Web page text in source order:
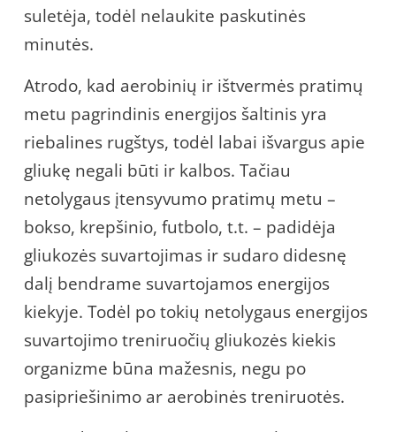
suletėja, todėl nelaukite paskutinės
minutės.
Atrodo, kad aerobinių ir ištvermės pratimų
metu pagrindinis energijos šaltinis yra
riebalines rugštys, todėl labai išvargus apie
gliukę negali būti ir kalbos. Tačiau
netolygaus įtensyvumo pratimų metu –
bokso, krepšinio, futbolo, t.t. – padidėja
gliukozės suvartojimas ir sudaro didesnę
dalį bendrame suvartojamos energijos
kiekyje. Todėl po tokių netolygaus energijos
suvartojimo treniruočių gliukozės kiekis
organizme būna mažesnis, negu po
pasipriešinimo ar aerobinės treniruotės.